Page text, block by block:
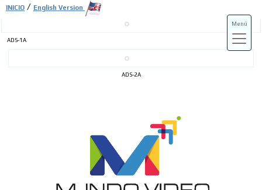
ADS-1A
ADS-2A
Menú
INICIO / English Version